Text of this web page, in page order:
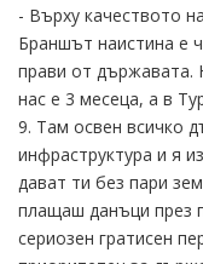
- Върху качеството
Браншът наистина е
прави от държавата.
нас е 3 месеца, а в
9. Там освен всичко
инфраструктура и я
дават ти без пари
плащаш данъци през
сериозен гратисен